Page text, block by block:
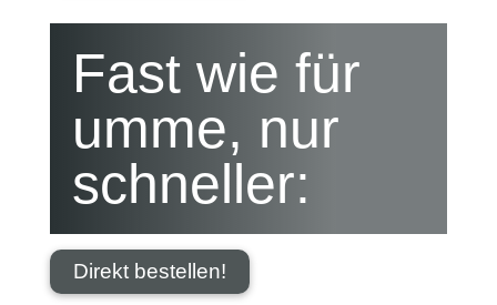
Fast wie für
umme, nur
schneller:
Direkt bestellen!